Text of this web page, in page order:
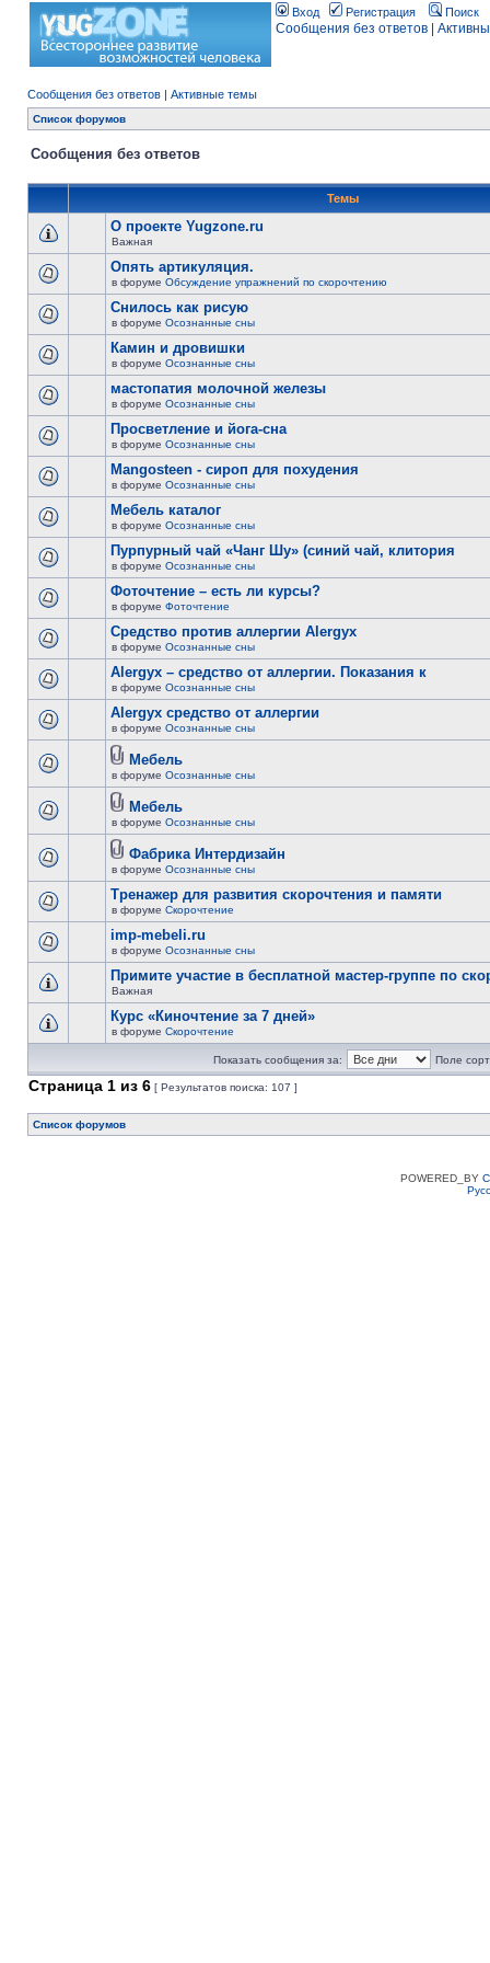
Вход Регистрация Поиск
Сообщения без ответов
Сообщения без ответов | Активные темы
Список форумов
Сообщения без ответов
Темы
О проекте Yugzone.ru
Важная
Опять артикуляция.
в форуме Обсуждение упражнений по скорочтению
Снилось как рисую
в форуме Осознанные сны
Камин и дровишки
в форуме Осознанные сны
мастопатия молочной железы
в форуме Осознанные сны
Просветление и йога-сна
в форуме Осознанные сны
Mangosteen - сироп для похудения
в форуме Осознанные сны
Мебель каталог
в форуме Осознанные сны
Пурпурный чай «Чанг Шу» (синий чай, клитория
в форуме Осознанные сны
Фоточтение – есть ли курсы?
в форуме Фоточтение
Cредство против аллергии Alergyx
в форуме Осознанные сны
Alergyx – средство от аллергии. Показания к
в форуме Осознанные сны
Alergyx средство от аллергии
в форуме Осознанные сны
Мебель
в форуме Осознанные сны
Мебель
в форуме Осознанные сны
Фабрика Интердизайн
в форуме Осознанные сны
Тренажер для развития скорочтения и памяти
в форуме Скорочтение
imp-mebeli.ru
в форуме Осознанные сны
Примите участие в бесплатной мастер-группе по
Важная
Курс «Киночтение за 7 дней»
в форуме Скорочтение
Показать сообщения за: Поле
Страница 1 из 6 [ Результатов поиска: 107 ]
Список форумов
POWERED_BY